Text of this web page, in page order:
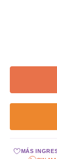
MÁS